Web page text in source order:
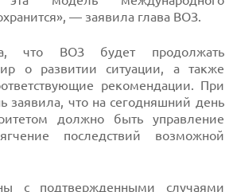
— заявила глава ВОЗ.
что ВОЗ будет продолжать
о развитии ситуации, а также
рекомендации. При
заявила, что на сегодняшний день
должно быть управление
последствий возможной
с подтвержденными случаями